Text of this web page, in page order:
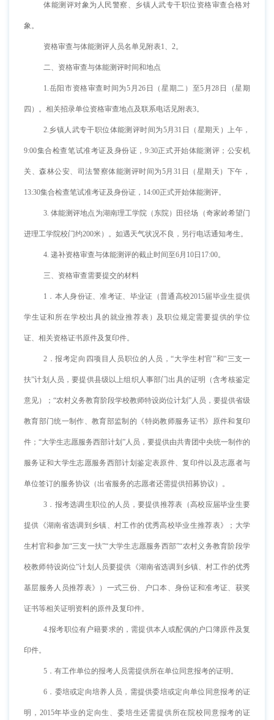
体能测评对象为人民警察、乡镇人武专干职位资格审查合格对
象。
资格审查与体能测评人员名单见附表1、2。
二、资格审查与体能测评时间和地点
1.岳阳市资格审查时间为5月26日（星期二）至5月28日（星期
四）。相关招录单位资格审查地点及联系电话见附表3。
2.乡镇人武专干职位体能测评时间为5月31日（星期天）上午，
9:00集合检查笔试准考证及身份证，9:30正式开始体能测评；公安机
关、森林公安、司法警察体能测评时间为5月31日（星期天）下午，
13:30集合检查笔试准考证及身份证，14:00正式开始体能测评。
3. 体能测评地点为湖南理工学院（东院）田径场（奇家岭希望门
进理工学院校门约200米）。如遇天气状况不良，另行电话通知考生。
4. 递补资格审查与体能测评的截止时间至6月10日17:00。
三、资格审查需要提交的材料
1．本人身份证、准考证、毕业证（普通高校2015届毕业生提供
学生证和所在学校出具的就业推荐表）及职位规定需要提供的学位
证、相关资格证书原件及复印件。
2．报考定向四项目人员职位的人员，“大学生村官”和“三支一
扶”计划人员，要提供县级以上组织人事部门出具的证明（含考核鉴定
意见）；“农村义务教育阶段学校教师特设岗位计划”人员，要提供省级
教育部门统一制作、教育部监制的《特岗教师服务证书》原件和复印
件；“大学生志愿服务西部计划”人员，要提供由共青团中央统一制作的
服务证和大学生志愿服务西部计划鉴定表原件、复印件以及志愿者与
单位签订的服务协议（出省服务的志愿者还需提供招募协议）。
3．报考选调生职位的人员，要提供推荐表（高校应届毕业生要
提供《湖南省选调到乡镇、村工作的优秀高校毕业生推荐表》；大学
生村官和参加“三支一扶”“大学生志愿服务西部”“农村义务教育阶段学
校教师特设岗位”计划人员要提供《湖南省选调到乡镇、村工作的优秀
基层服务人员推荐表》）一式三份、户口本、身份证和准考证、获奖
证书等相关证明资料的原件及复印件。
4.报考职位有户籍要求的，需提供本人或配偶的户口簿原件及复
印件。
5．有工作单位的报考人员需提供所在单位同意报考的证明。
6．委培或定向培养人员，需提供委培或定向单位同意报考的证
明，2015年毕业的定向生、委培生还需提供所在院校同意报考的证